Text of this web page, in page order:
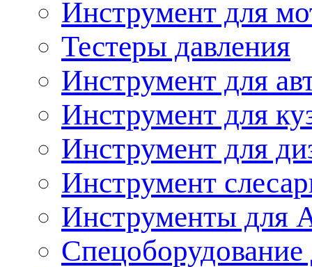
Инструмент для
Тестеры давления
Инструмент для
Инструмент для
Инструмент для
Инструмент
Инструменты
Спецоборудование